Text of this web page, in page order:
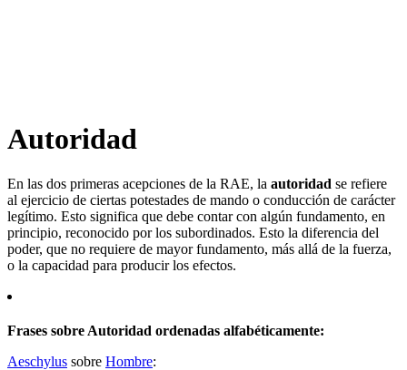
Autoridad
En las dos primeras acepciones de la RAE, la autoridad se refiere
al ejercicio de ciertas potestades de mando o conducción de carácter
legítimo. Esto significa que debe contar con algún fundamento, en
principio, reconocido por los subordinados. Esto la diferencia del
poder, que no requiere de mayor fundamento, más allá de la fuerza,
o la capacidad para producir los efectos.
Frases sobre Autoridad ordenadas alfabéticamente:
Aeschylus sobre Hombre: